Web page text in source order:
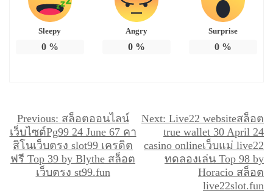
Sleepy
0%
Angry
0%
Surprise
0%
แ
น
ะ
Previous: สล็อตออนไลน์
เว็บไซต์Pg99 24 June 67 คา
สิโนเว็บตรง slot99 เครดิต
ฟรี Top 39 by Blythe สล็อต
เว็บตรง st99.fun
Next: Live22 websiteสล็อต
true wallet 30 April 24
casino onlineเว็บแม่ live22
ทดลองเล่น Top 98 by
Horacio สล็อต
live22slot.fun